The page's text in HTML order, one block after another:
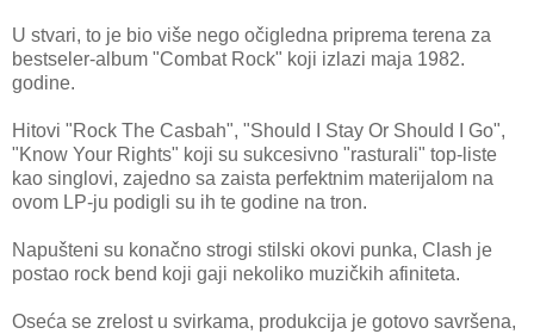
U stvari, to je bio više nego očigledna priprema terena za
bestseler-album "Combat Rock" koji izlazi maja 1982.
godine.
Hitovi "Rock The Casbah", "Should I Stay Or Should I Go",
"Know Your Rights" koji su sukcesivno "rasturali" top-liste
kao singlovi, zajedno sa zaista perfektnim materijalom na
ovom LP-ju podigli su ih te godine na tron.
Napušteni su konačno strogi stilski okovi punka, Clash je
postao rock bend koji gaji nekoliko muzičkih afiniteta.
Oseća se zrelost u svirkama, produkcija je gotovo savršena,